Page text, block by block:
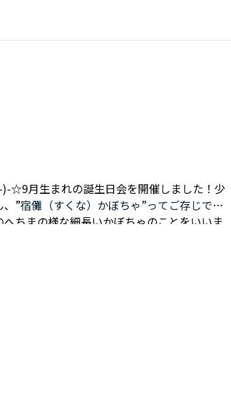
)-☆9月生まれの誕生日会を開催しました！ 少
、”宿儺（すくな）かぼちゃ”ってご存じです
ちまの様な細長いかぼちゃのことをいいま